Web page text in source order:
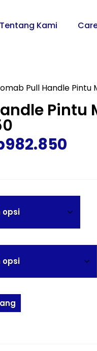
Tentang Kami
Pull Handle Pintu
Pintu
982.850